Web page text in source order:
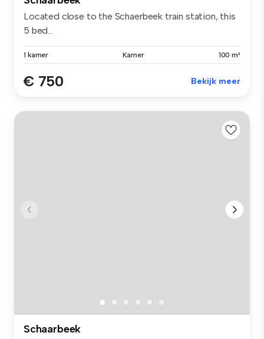
Located close to the Schaerbeek train station, this
5 bed...
1 kamer Kamer 100 m²
€ 750 Bekijk meer
Schaarbeek